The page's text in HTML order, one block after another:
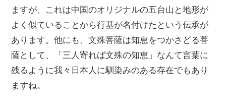
ますが、これは中国のオリジナルの五台山と地形が
よく似ていることから行基が名付けたという伝承が
あります。他にも、文殊菩薩は知恵をつかさどる菩
薩として、「三人寄れば文殊の知恵」なんて言葉に
残るように我々日本人に馴染みのある存在でもあり
ますね。